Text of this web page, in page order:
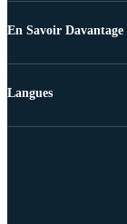
En Savoir Davantage
Langues